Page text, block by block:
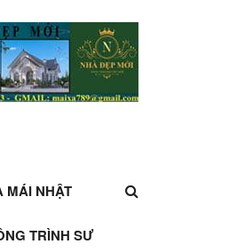
MÁI NHẬT
TRÌNH SƯ